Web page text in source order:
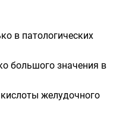
в патологических
большого значения в
желудочного